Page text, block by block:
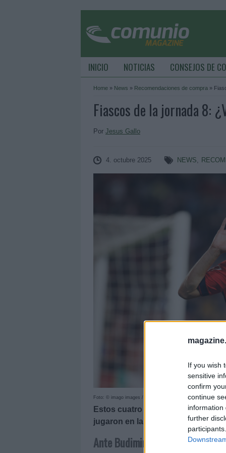
If you wish
sensitive
confirm
continue
information
further
INICIO NOTICIAS CONSEJOS DE
Home » News » Recomendaciones de compra »
Fiascos de la jornada 8:
Por Jesus Gallo
4. octubre 2025 NEWS,
Foto: © imago images / Maciej Rogowski
Estos cuatro jugadores
jugaron en la jornada 8.
Ante Budimir (Osasuna,